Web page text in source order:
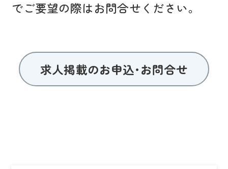
でご要望の際はお問合せください。
求人掲載のお申込･お問合せ